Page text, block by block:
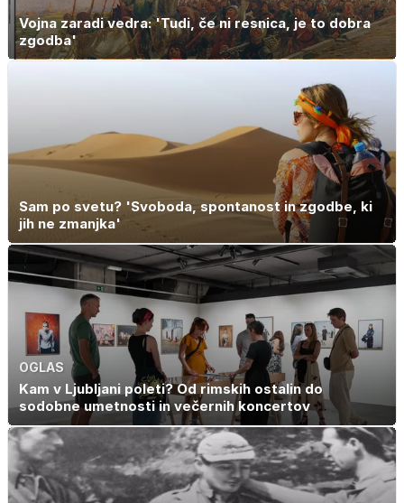
Vojna zaradi vedra: 'Tudi, če ni resnica, je to dobra
zgodba'
Sam po svetu? 'Svoboda, spontanost in zgodbe, ki
jih ne zmanjka'
OGLAS
Kam v Ljubljani poleti? Od rimskih ostalin do
sodobne umetnosti in večernih koncertov